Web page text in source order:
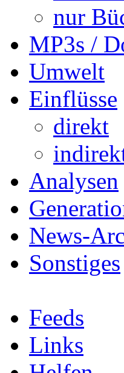
nur
MP3s /
Umwelt
Einflüsse
direkt
Analysen
News-
Sonstiges
Feeds
Links